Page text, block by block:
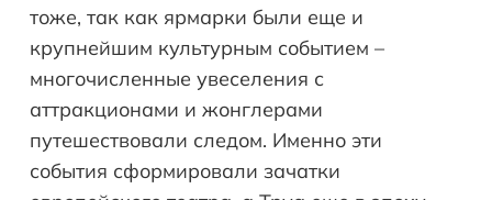
тоже, так как ярмарки были еще и
крупнейшим культурным событием –
многочисленные увеселения с
аттракционами и жонглерами
путешествовали следом. Именно эти
события сформировали зачатки